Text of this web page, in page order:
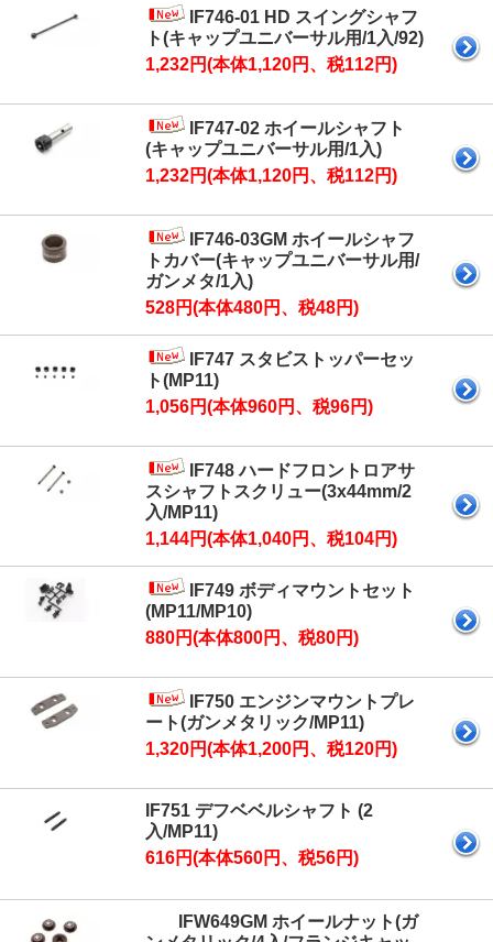
IF746-01 HD スイングシャフ
ト(キャップユニバーサル用/1入/92)
1,232円(本体1,120円、税112円)
IF747-02 ホイールシャフト
(キャップユニバーサル用/1入)
1,232円(本体1,120円、税112円)
IF746-03GM ホイールシャフ
トカバー(キャップユニバーサル用/
ガンメタ/1入)
528円(本体480円、税48円)
IF747 スタビストッパーセッ
ト(MP11)
1,056円(本体960円、税96円)
IF748 ハードフロントロアサ
スシャフトスクリュー(3x44mm/2
入/MP11)
1,144円(本体1,040円、税104円)
IF749 ボディマウントセット
(MP11/MP10)
880円(本体800円、税80円)
IF750 エンジンマウントプレ
ート(ガンメタリック/MP11)
1,320円(本体1,200円、税120円)
IF751 デフベベルシャフト (2
入/MP11)
616円(本体560円、税56円)
IFW649GM ホイールナット(ガ